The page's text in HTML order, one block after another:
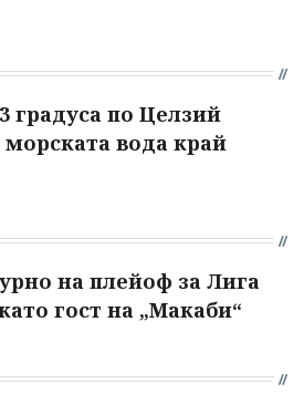
градуса по Целзий
вода край
на плейоф за Лига
гост на „Макаби“